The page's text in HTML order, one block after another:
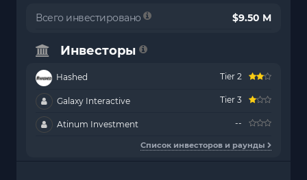
Всего инвестировано $9.50 M
Инвесторы
Hashed Tier 2
Galaxy Interactive Tier 3
Atinum Investment --
Список инвесторов и раунды